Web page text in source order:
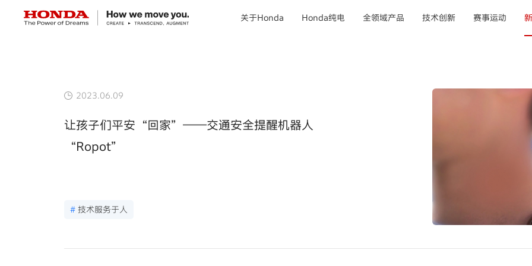
关于Honda Honda纯电 全领域产品 技术创新 赛事运动
Honda纯电
全领域产品
2023.06.09
让孩子们平安“回家”——交通安全提醒机器人
“Ropot”
# 技术服务于人